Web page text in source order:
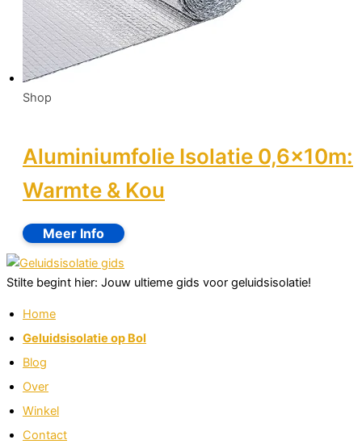
Shop
Aluminiumfolie Isolatie 0,6x10m:
Warmte & Kou
Stilte begint hier: Jouw ultieme gids voor geluidsisolatie!
Home
Geluidsisolatie op Bol
Blog
Over
Winkel
Contact